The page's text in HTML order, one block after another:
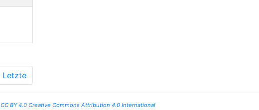
Letzte
CC BY 4.0 Creative Commons Attribution 4.0 International